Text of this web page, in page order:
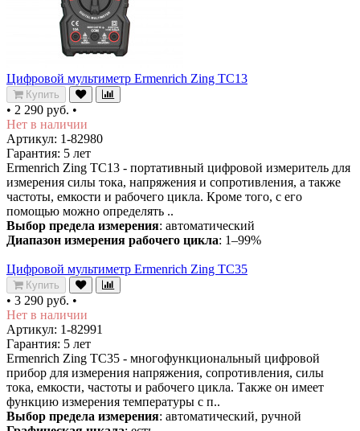
Цифровой мультиметр Ermenrich Zing TC13
Купить
• 2 290 руб. •
Нет в наличии
Артикул: 1-82980
Гарантия: 5 лет
Ermenrich Zing TC13 - портативный цифровой измеритель для
измерения силы тока, напряжения и сопротивления, а также
частоты, емкости и рабочего цикла. Кроме того, с его
помощью можно определять ..
Выбор предела измерения: автоматический
Диапазон измерения рабочего цикла: 1–99%
Цифровой мультиметр Ermenrich Zing TC35
Купить
• 3 290 руб. •
Нет в наличии
Артикул: 1-82991
Гарантия: 5 лет
Ermenrich Zing TC35 - многофункциональный цифровой
прибор для измерения напряжения, сопротивления, силы
тока, емкости, частоты и рабочего цикла. Также он имеет
функцию измерения температуры с п..
Выбор предела измерения: автоматический, ручной